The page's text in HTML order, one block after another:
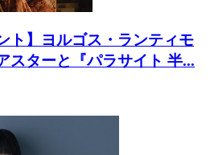
ト】ヨルゴス・ランティモ
スターと『パラサイト 半...